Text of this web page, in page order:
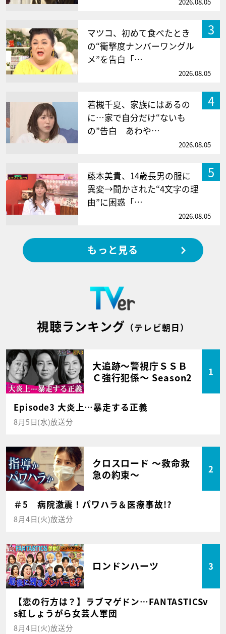
3
マツコ、初めて食べたとき
の“衝撃度ナンバーワングル
メ”を告白「…
2026.08.05
4
若槻千夏、家族にはあるの
に…家で自分だけ“ないも
の”告白 あわや…
2026.08.05
5
藤本美貴、14歳長男の服に
異変→聞かされた“4文字の理
由”に困惑「…
2026.08.05
もっと見る
視聴ランキング （テレビ朝日）
大追跡～警視庁ＳＳＢ
Ｃ強行犯係～ Season2
1
Episode3 大炎上…暴走する正義
8月5日(水)放送分
クロスロード ～救命救
急の約束～
2
＃5 病院激震！パワハラ＆医療事故!?
8月4日(火)放送分
ロンドンハーツ 3
【恋の行方は？】ラブマゲドン…FANTASTICSv
s紅しょうがら女芸人軍団
8月4日(火)放送分